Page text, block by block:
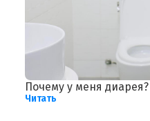
Почему у меня диарея?
Читать